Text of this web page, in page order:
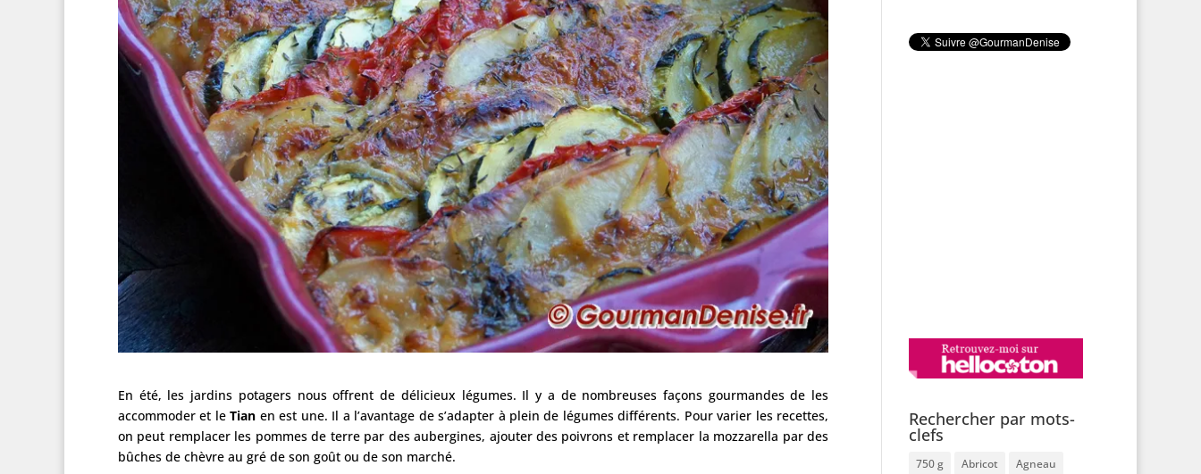
En été, les jardins potagers nous offrent de délicieux légumes. Il y a de nombreuses façons gourmandes de les
accommoder et leTian en est une. Il a l’avantage de s’adapter à plein de légumes différents. Pour varier les recettes,
on peut remplacer les pommes de terre par des aubergines, ajouter des poivrons et remplacer la mozzarella par des
bûches de chèvre au gré de son goût ou de son marché.
Rechercher par mots-
clefs
750 g Abricot
Agneau